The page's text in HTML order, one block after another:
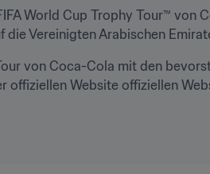
World Cup Trophy Tour™
Vereinigten Arabischen
von Coca-Cola mit den
offiziellen Website offiziellen